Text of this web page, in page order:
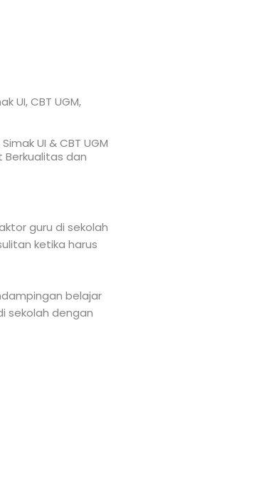
UI, CBT UGM,
Simak UI & CBT UGM
Berkualitas dan
guru di sekolah
ketika harus
belajar
sekolah dengan